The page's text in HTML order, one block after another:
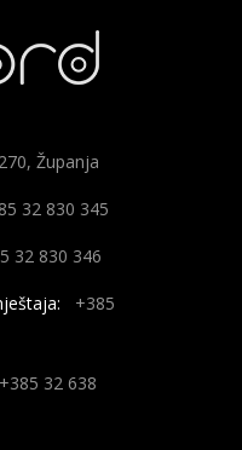
Županja
32 830 345
32 830 346
+385
+385 32 638